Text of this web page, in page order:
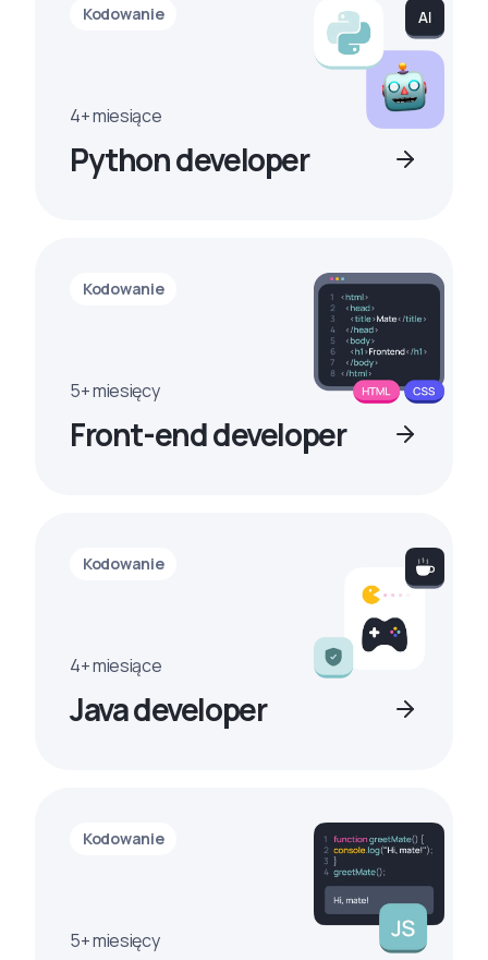
Kodowanie
4+ miesiące
Python developer
Kodowanie
5+ miesięcy
Front-end developer
Kodowanie
4+ miesiące
Java developer
Kodowanie
5+ miesięcy